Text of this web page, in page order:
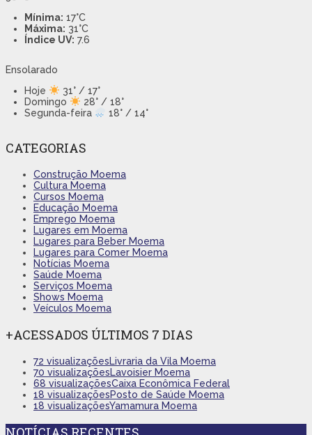
Mínima: 17°C
Máxima: 31°C
Índice UV: 7.6
Ensolarado
Hoje
31° / 17°
Domingo
28° / 18°
Segunda-feira
18° / 14°
CATEGORIAS
Construção Moema
Cultura Moema
Cursos Moema
Educação Moema
Emprego Moema
Lugares em Moema
Lugares para Beber Moema
Lugares para Comer Moema
Notícias Moema
Saúde Moema
Serviços Moema
Shows Moema
Veículos Moema
+ACESSADOS ÚLTIMOS 7 DIAS
72 visualizaçõesLivraria da Vila Moema
70 visualizaçõesLavoisier Moema
68 visualizaçõesCaixa Econômica Federal
18 visualizaçõesPosto de Saúde Moema
18 visualizaçõesYamamura Moema